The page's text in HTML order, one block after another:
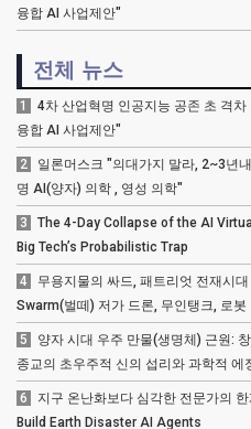
융합 AI 사업제안"
전체 뉴스
1
4차 산업혁명 인공지능 공존 초 격
융합 AI 사업제안"
2
일론머스크 "의대가지 말라, 2~3년
명 AI(양자) 의학 , 영성 의학"
3
The 4-Day Collapse of the AI
Big Tech’s Probabilistic Trap
4
무용지물의 싸드, 패트리엇 전재시
Swarm(벌떼) 저가 드론, 무인탱크, 로
5
양자 시대 우주 만물(생명체) 근원:
종교의 초우주적 신의 섭리와 과학적 에
6
지구 온난화보다 심각한 전문가의
Build Earth Disaster AI Agents